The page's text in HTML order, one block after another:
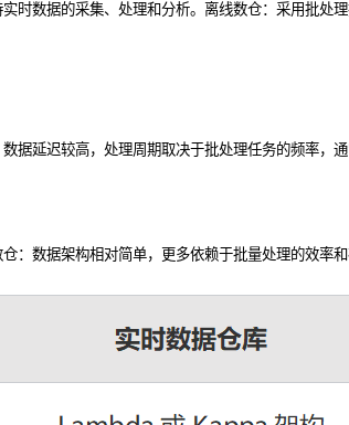
数据的采集、处理和分析。离线数仓：采用批处
延迟较高，处理周期取决于批处理任务的频率，通
：数据架构相对简单，更多依赖于批量处理的效率和